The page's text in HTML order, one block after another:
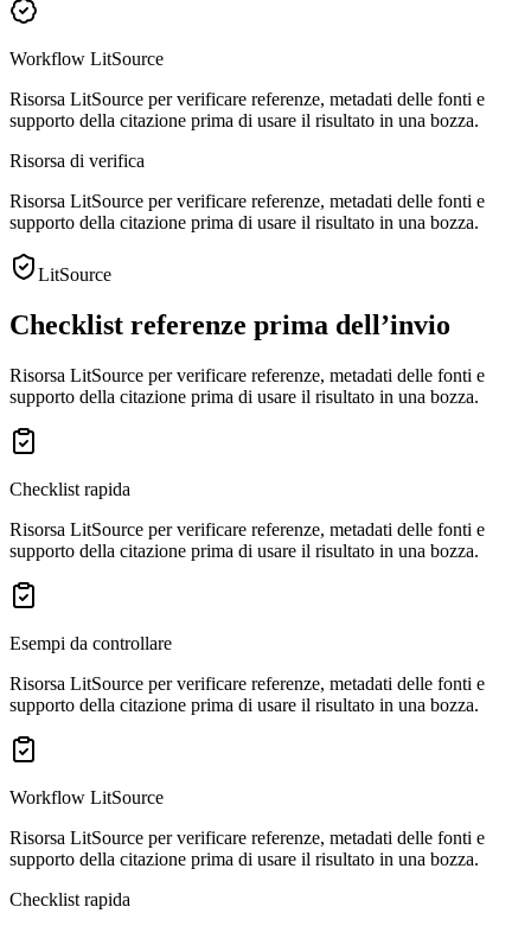
Workflow LitSource
Risorsa LitSource per verificare referenze, metadati delle fonti e
supporto della citazione prima di usare il risultato in una bozza.
Risorsa di verifica
Risorsa LitSource per verificare referenze, metadati delle fonti e
supporto della citazione prima di usare il risultato in una bozza.
LitSource
Checklist referenze prima dell’invio
Risorsa LitSource per verificare referenze, metadati delle fonti e
supporto della citazione prima di usare il risultato in una bozza.
Checklist rapida
Risorsa LitSource per verificare referenze, metadati delle fonti e
supporto della citazione prima di usare il risultato in una bozza.
Esempi da controllare
Risorsa LitSource per verificare referenze, metadati delle fonti e
supporto della citazione prima di usare il risultato in una bozza.
Workflow LitSource
Risorsa LitSource per verificare referenze, metadati delle fonti e
supporto della citazione prima di usare il risultato in una bozza.
Checklist rapida